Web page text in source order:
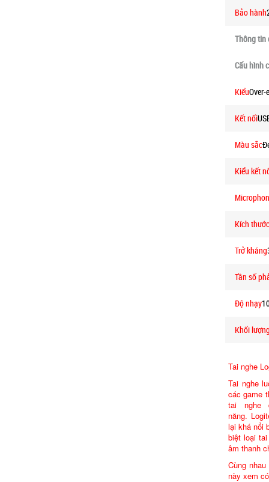
Bảo hành
Thông tin
Cấu hình
KiểuOver-
Kết nối
Màu sắc
Kiểu kết
Kích
Trở kháng
Tần số
Độ nhạy
Khối
Tai nghe
Tai nghe
các game
tai nghe
năng.
lại khá nổi
biệt loại
âm thanh
Cùng
này xem